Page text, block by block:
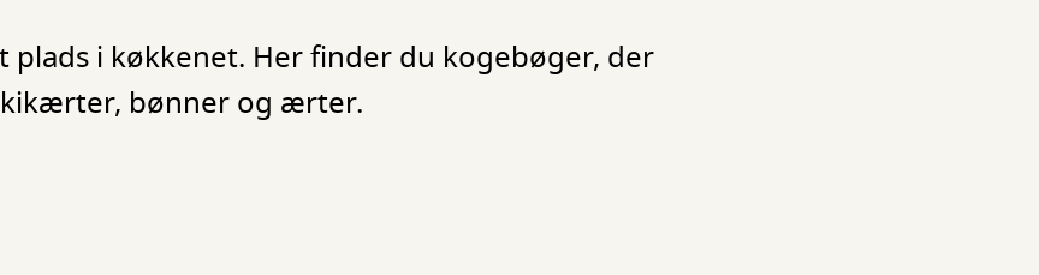
i køkkenet. Her finder du kogebøger, der
bønner og ærter.